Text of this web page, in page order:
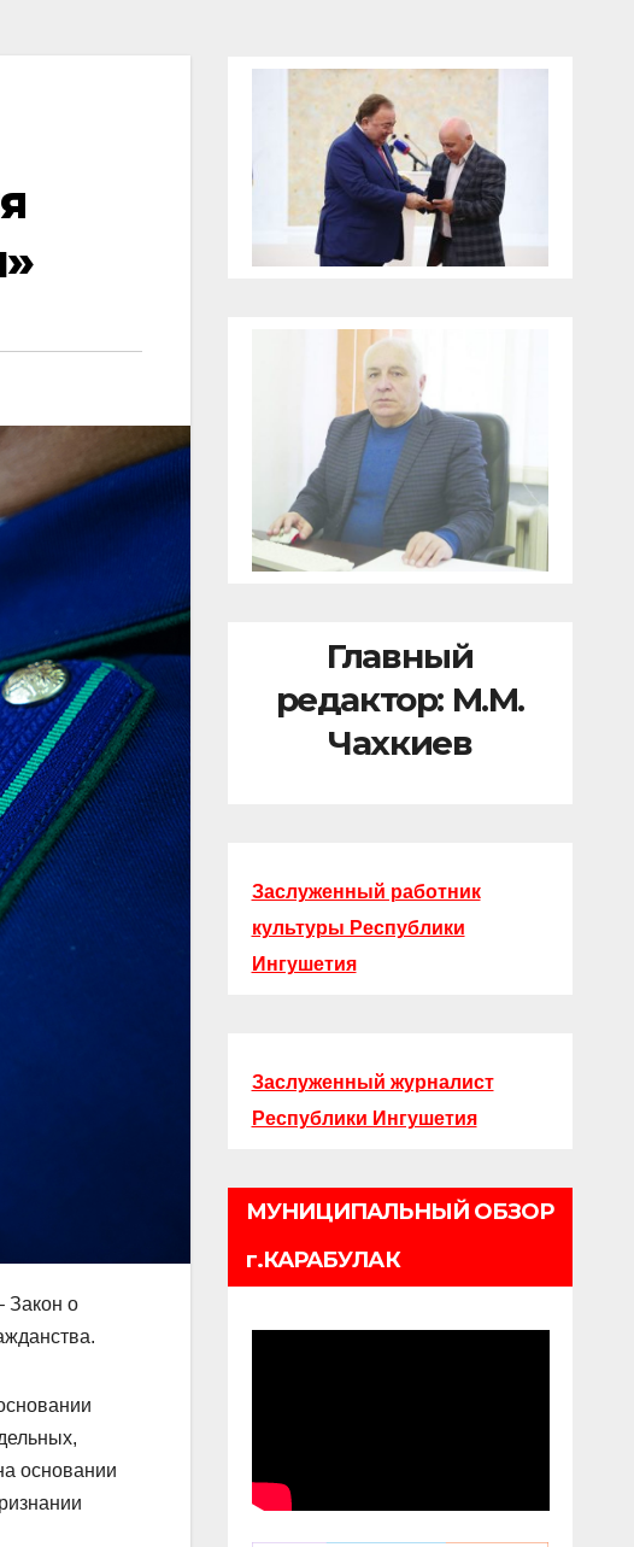
Закон о
основании
Главный
редактор: М.М.
Чахкиев
Заслуженный работник
культуры Республики
Ингушетия
Заслуженный журналист
Республики Ингушетия
МУНИЦИПАЛЬНЫЙ ОБЗОР
г.КАРАБУЛАК